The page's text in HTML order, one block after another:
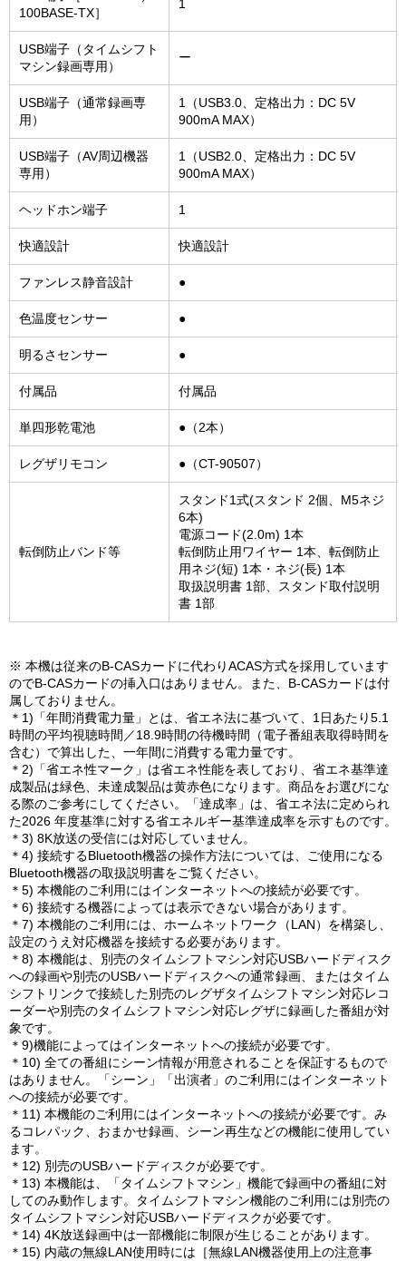
100BASE-TX］
1
USB端子（タイムシフト
マシン録画専用）
ー
USB端子（通常録画専
用）
1（USB3.0、定格出力：DC 5V
900mA MAX）
USB端子（AV周辺機器
専用）
1（USB2.0、定格出力：DC 5V
900mA MAX）
ヘッドホン端子 1
快適設計 快適設計
ファンレス静音設計 ●
色温度センサー ●
明るさセンサー ●
付属品 付属品
単四形乾電池 ●（2本）
レグザリモコン ●（CT-90507）
転倒防止バンド等
スタンド1式(スタンド 2個、M5ネジ
6本)
電源コード(2.0m) 1本
転倒防止用ワイヤー 1本、転倒防止
用ネジ(短) 1本・ネジ(長) 1本
取扱説明書 1部、スタンド取付説明
書 1部
※ 本機は従来のB-CASカードに代わりACAS方式を採用しています
のでB-CASカードの挿入口はありません。また、B-CASカードは付
属しておりません。
＊1)「年間消費電力量」とは、省エネ法に基づいて、1日あたり5.1
時間の平均視聴時間／18.9時間の待機時間（電子番組表取得時間を
含む）で算出した、一年間に消費する電力量です。
＊2)「省エネ性マーク」は省エネ性能を表しており、省エネ基準達
成製品は緑色、未達成製品は黄赤色になります。商品をお選びにな
る際のご参考にしてください。「達成率」は、省エネ法に定められ
た2026 年度基準に対する省エネルギー基準達成率を示すものです。
＊3) 8K放送の受信には対応していません。
＊4) 接続するBluetooth機器の操作方法については、ご使用になる
Bluetooth機器の取扱説明書をご覧ください。
＊5) 本機能のご利用にはインターネットへの接続が必要です。
＊6) 接続する機器によっては表示できない場合があります。
＊7) 本機能のご利用には、ホームネットワーク（LAN）を構築し、
設定のうえ対応機器を接続する必要があります。
＊8) 本機能は、別売のタイムシフトマシン対応USBハードディスク
への録画や別売のUSBハードディスクへの通常録画、またはタイム
シフトリンクで接続した別売のレグザタイムシフトマシン対応レコ
ーダーや別売のタイムシフトマシン対応レグザに録画した番組が対
象です。
＊9)機能によってはインターネットへの接続が必要です。
＊10) 全ての番組にシーン情報が用意されることを保証するもので
はありません。「シーン」「出演者」のご利用にはインターネット
への接続が必要です。
＊11) 本機能のご利用にはインターネットへの接続が必要です。み
るコレパック、おまかせ録画、シーン再生などの機能に使用してい
ます。
＊12) 別売のUSBハードディスクが必要です。
＊13) 本機能は、「タイムシフトマシン」機能で録画中の番組に対
してのみ動作します。タイムシフトマシン機能のご利用には別売の
タイムシフトマシン対応USBハードディスクが必要です。
＊14) 4K放送録画中は一部機能に制限が生じることがあります。
＊15) 内蔵の無線LAN使用時には［無線LAN機器使用上の注意事